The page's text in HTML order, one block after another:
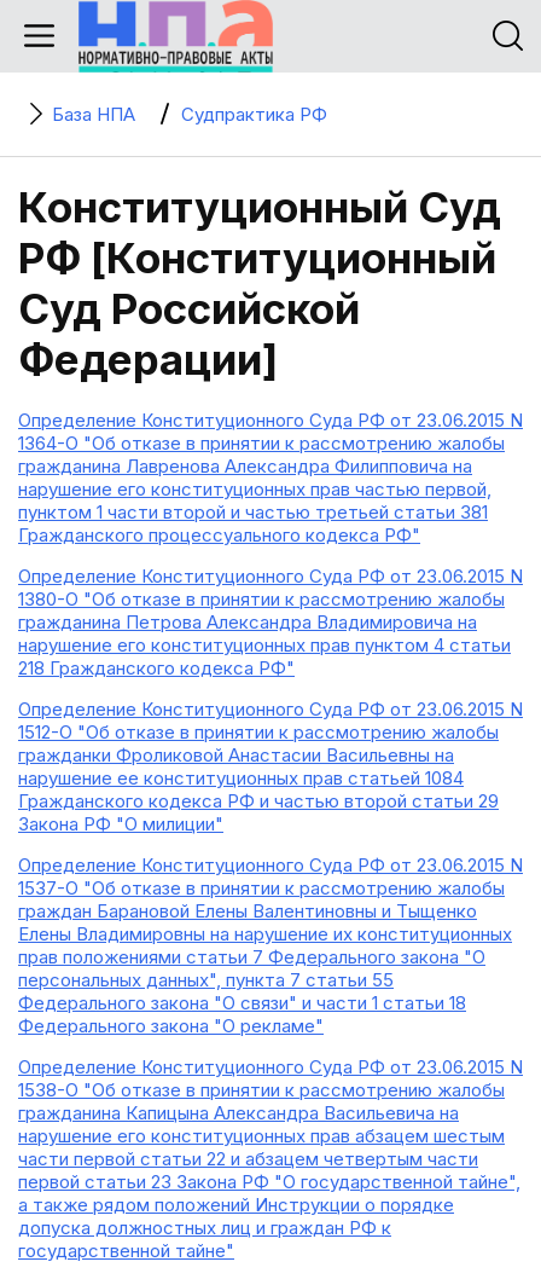
База НПА Судпрактика РФ
Конституционный Суд
РФ [Конституционный
Суд Российской
Федерации]
Определение Конституционного Суда РФ от 23.06.2015 N
1364-О "Об отказе в принятии к рассмотрению жалобы
гражданина Лавренова Александра Филипповича на
нарушение его конституционных прав частью первой,
пунктом 1 части второй и частью третьей статьи 381
Гражданского процессуального кодекса РФ"
Определение Конституционного Суда РФ от 23.06.2015 N
1380-О "Об отказе в принятии к рассмотрению жалобы
гражданина Петрова Александра Владимировича на
нарушение его конституционных прав пунктом 4 статьи
218 Гражданского кодекса РФ"
Определение Конституционного Суда РФ от 23.06.2015 N
1512-О "Об отказе в принятии к рассмотрению жалобы
гражданки Фроликовой Анастасии Васильевны на
нарушение ее конституционных прав статьей 1084
Гражданского кодекса РФ и частью второй статьи 29
Закона РФ "О милиции"
Определение Конституционного Суда РФ от 23.06.2015 N
1537-О "Об отказе в принятии к рассмотрению жалобы
граждан Барановой Елены Валентиновны и Тыщенко
Елены Владимировны на нарушение их конституционных
прав положениями статьи 7 Федерального закона "О
персональных данных", пункта 7 статьи 55
Федерального закона "О связи" и части 1 статьи 18
Федерального закона "О рекламе"
Определение Конституционного Суда РФ от 23.06.2015 N
1538-О "Об отказе в принятии к рассмотрению жалобы
гражданина Капицына Александра Васильевича на
нарушение его конституционных прав абзацем шестым
части первой статьи 22 и абзацем четвертым части
первой статьи 23 Закона РФ "О государственной тайне",
а также рядом положений Инструкции о порядке
допуска должностных лиц и граждан РФ к
государственной тайне"